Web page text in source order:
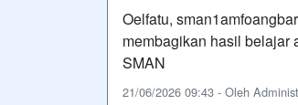
Oelfatu,
membagikan hasil belajar
SMAN
21/06/2026 09:43 - Oleh